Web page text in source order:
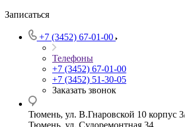
Записаться
+7 (3452) 67-01-00
Телефоны
+7 (3452) 67-01-00
+7 (3452) 51-30-05
Заказать звонок
Тюмень, ул. В.Гнаровской 10 корпус
Тюмень, ул. Судоремонтная 34